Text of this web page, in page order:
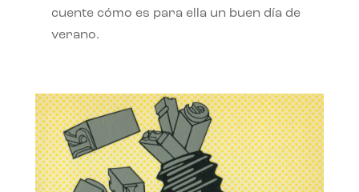
cuente cómo es para ella un buen día de
verano.